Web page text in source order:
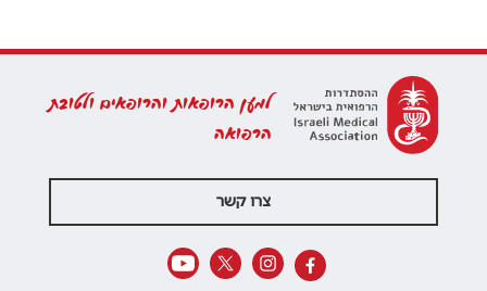
למען הרופאות והרופאים ולטובת
הרפואה
צרו קשר